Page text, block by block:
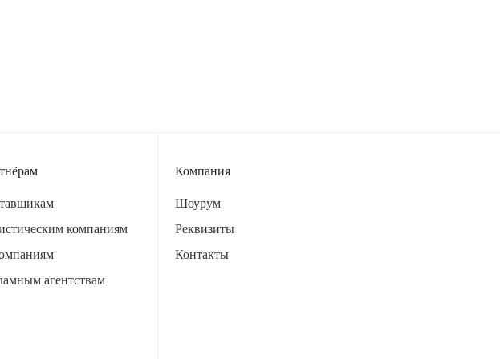
компаниям
агентствам
Компания
Шоурум
Реквизиты
Контакты